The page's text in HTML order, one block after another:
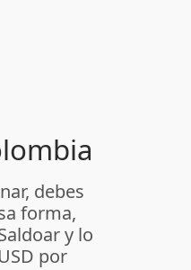
debes
forma,
y lo
por